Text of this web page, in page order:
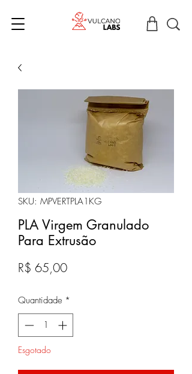
SKU: MPVERTPLA1KG
PLA Virgem Granulado
Para Extrusão
R$ 65,00Preço
Quantidade *
Esgotado